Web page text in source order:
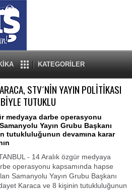
KATEGORİLER
STV´NİN YAYIN POLİTİKASI
TUTUKLU
medyaya darbe operasyonu
Yayın Grubu Başkanı
tutukluluğunun devamına karar
- 14 Aralık özgür medyaya
operasyonu kapsamında hapse
Samanyolu Yayın Grubu Başkanı
Karaca ve 8 kişinin tutukluluğunun